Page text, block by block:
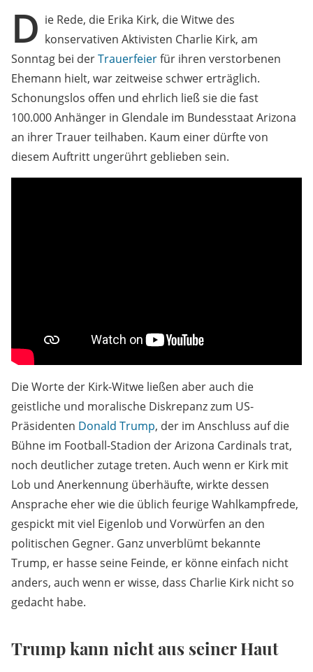
D ie Rede, die Erika Kirk, die Witwe des
konservativen Aktivisten Charlie Kirk, am
Sonntag bei derTrauerfeierfür ihren verstorbenen
Ehemann hielt, war zeitweise schwer erträglich.
Schonungslos offen und ehrlich ließ sie die fast
100.000 Anhänger in Glendale im Bundesstaat Arizona
an ihrer Trauer teilhaben. Kaum einer dürfte von
diesem Auftritt ungerührt geblieben sein.
Die Worte der Kirk-Witwe ließen aber auch die
geistliche und moralische Diskrepanz zum US-
Präsidenten Donald Trump, der im Anschluss auf die
Bühne im Football-Stadion der Arizona Cardinals trat,
noch deutlicher zutage treten. Auch wenn er Kirk mit
Lob und Anerkennung überhäufte, wirkte dessen
Ansprache eher wie die üblich feurige Wahlkampfrede,
gespickt mit viel Eigenlob und Vorwürfen an den
politischen Gegner. Ganz unverblümt bekannte
Trump, er hasse seine Feinde, er könne einfach nicht
anders, auch wenn er wisse, dass Charlie Kirk nicht so
gedacht habe.
Trump kann nicht aus seiner Haut